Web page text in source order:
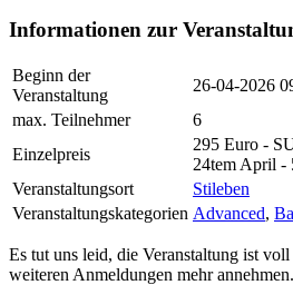
Informationen zur
Beginn der
Veranstaltung
26-04-2026
max. Teilnehmer
6
Einzelpreis
295 Euro -
24tem April -
Veranstaltungsort
Stileben
Veranstaltungskategorien Advanced,
Es tut uns leid, die Veranstaltung ist
weiteren Anmeldungen mehr annehmen.